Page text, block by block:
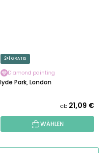
2+1 GRATIS
Diamond painting
Hyde Park, London
ab 21,09 €
WÄHLEN